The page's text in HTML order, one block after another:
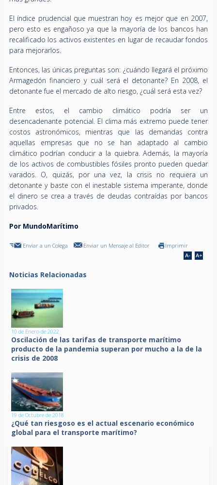
El índice prudencial que muestran hoy es mejor que en 2007,
pero esto es engañoso ya que la mayoría de los bancos han
recalificado los activos existentes en lugar de recaudar fondos
para mejorarlos.
Entonces, las únicas preguntas son: ¿cuándo llegará el próximo
Armagedón financiero y cuál será el detonante? En 2008, el
detonante fue el mercado de alto riesgo, ¿cuál será esta vez?
Entre estos, el cambio climático podría ser un
desencadenante potencial. El clima más extremo puede tener
costos astronómicos, mientras que las demandas contra
aquellas empresas que no se han adaptado al cambio
climático podrían conducir a la quiebra. Además, la mayoría
de los activos de combustibles fósiles pronto pueden quedar
varados. O, quizás, por una vez, la crisis no requiera un
detonante y baste con el inestable sistema imperante, donde
el dinero se crea a través de deudas contraídas por bancos
privados.
Por MundoMarítimo
Enviar a un Colega Enviar un Mensaje al Editor Imprimir
Noticias Relacionadas
10 de Enero de 2022
Oscilación de las tarifas de transporte marítimo
producto de la pandemia superan por mucho a la de la
crisis de 2008
19 de Octubre de 2018
¿Qué tan riesgoso es el actual escenario económico
global para el transporte marítimo?